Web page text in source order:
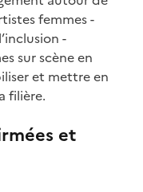
femmes -
-
sur scène en
et mettre en
filière.
et